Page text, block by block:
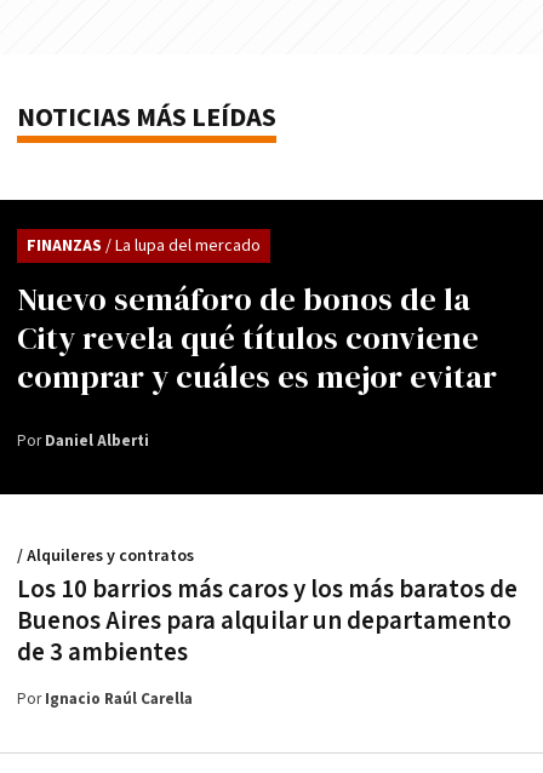
NOTICIAS MÁS LEÍDAS
Nuevo semáforo de bonos de la
City revela qué títulos conviene
comprar y cuáles es mejor evitar
FINANZAS / La lupa del mercado
PorDaniel Alberti
Los 10 barrios más caros y los más baratos de
Buenos Aires para alquilar un departamento
de 3 ambientes
/ Alquileres y contratos
PorIgnacio Raúl Carella